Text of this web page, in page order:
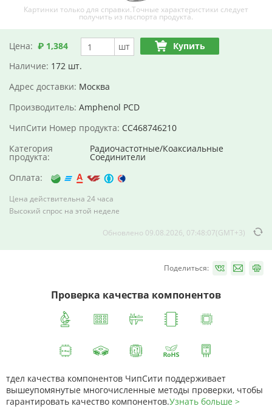
Картинки только для справки.Точные характеристики следует
получить из паспорта продукта.
Цена: ₽ 1,384 шт
Купить
Наличие: 172 шт.
Адрес доставки: Москва
Производитель: Amphenol PCD
ЧипСити Номер продукта: CC468746210
Категория
продукта:
Радиочастотные/Коаксиальные
Соединители
Оплата:
Цена действительна 24 часа
Высокий спрос на этой неделе
Обновлено 09.08.2026, 07:48:07(GMT+3)
Поделиться:
Проверка качества компонентов
тдел качества компонентов ЧипСити поддерживает
вышеупомянутые многочисленные методы проверки, чтобы
гарантировать качество компонентов.Узнать больше >